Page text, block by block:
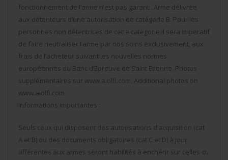
fonctionnement de l’arme n’est pas garanti. Arme délivrée
aux détenteurs d’une autorisation de catégorie B. Pour les
personnes non détentrices de cette catégorie il sera impératif
de faire neutraliser l’arme par nos soins exclusivement, aux
frais de l’acheteur suivant les nouvelles normes
européennes du Banc d’Epreuve de Saint Etienne. Photos
supplémentaires sur www.aiolfi.com. Additional photos on
www.aiolfi.com.
Informations importantes :
Seuls ceux qui disposent des autorisations d’acquisition (cat
A et B) ou des documents obligatoires (cat C et D) à jour
afférentes aux armes seront habilités à enchérir sur celles-ci.